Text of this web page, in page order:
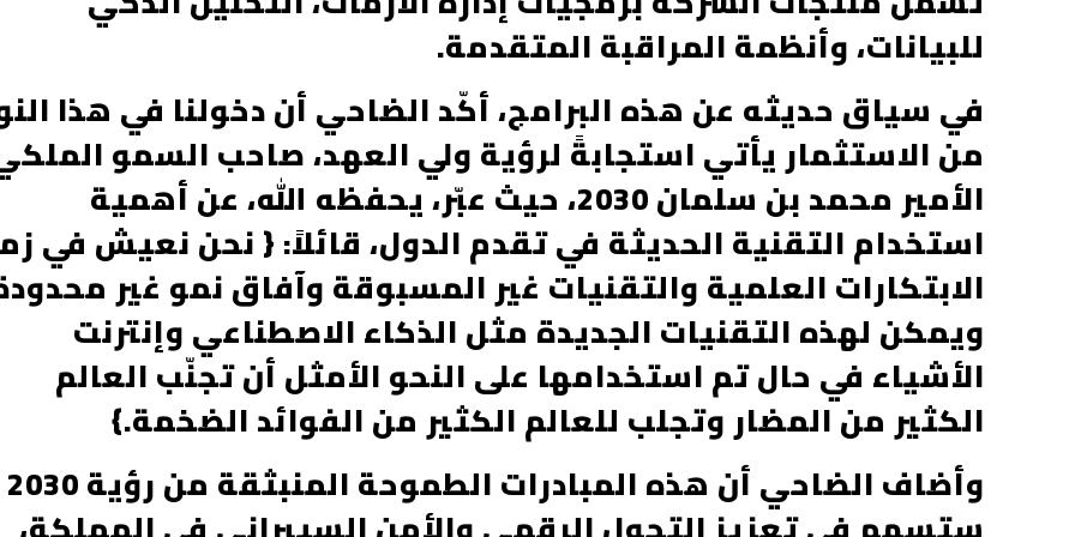
للبيانات، وأنظمة المراقبة المتقدمة.
في سياق حديثه عن هذه البرامج، أكّد الضاحي أن دخولنا في هذا
من الاستثمار يأتي استجابةً لرؤية ولي العهد، صاحب السمو
الأمير محمد بن سلمان 2030، حيث عبّر، يحفظه الله، عن أهمية
استخدام التقنية الحديثة في تقدم الدول، قائلاً: { نحن نعيش في
الابتكارات العلمية والتقنيات غير المسبوقة وآفاق نمو غير
ويمكن لهذه التقنيات الجديدة مثل الذكاء الاصطناعي وإنترنت
الأشياء في حال تم استخدامها على النحو الأمثل أن تجنّب العالم
الكثير من المضار وتجلب للعالم الكثير من الفوائد الضخمة.}
وأضاف الضاحي أن هذه المبادرات الطموحة المنبثقة من رؤية 2030